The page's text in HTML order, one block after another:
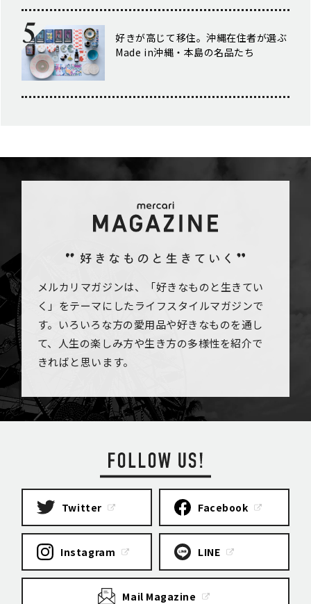
好きが高じて移住。沖縄在住者が選ぶ
Made in沖縄・本島の名品たち
メルカリマガジンは、「好きなものと生きてい
く」をテーマにしたライフスタイルマガジンで
す。いろいろな方の愛用品や好きなものを通し
て、人生の楽しみ方や生き方の多様性を紹介で
きればと思います。
Twitter Facebook
Instagram LINE
Mail Magazine